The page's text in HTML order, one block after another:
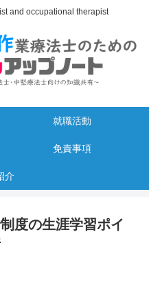
and occupational therapist
就職活動
免責事項
介
度の生涯学習ポイ